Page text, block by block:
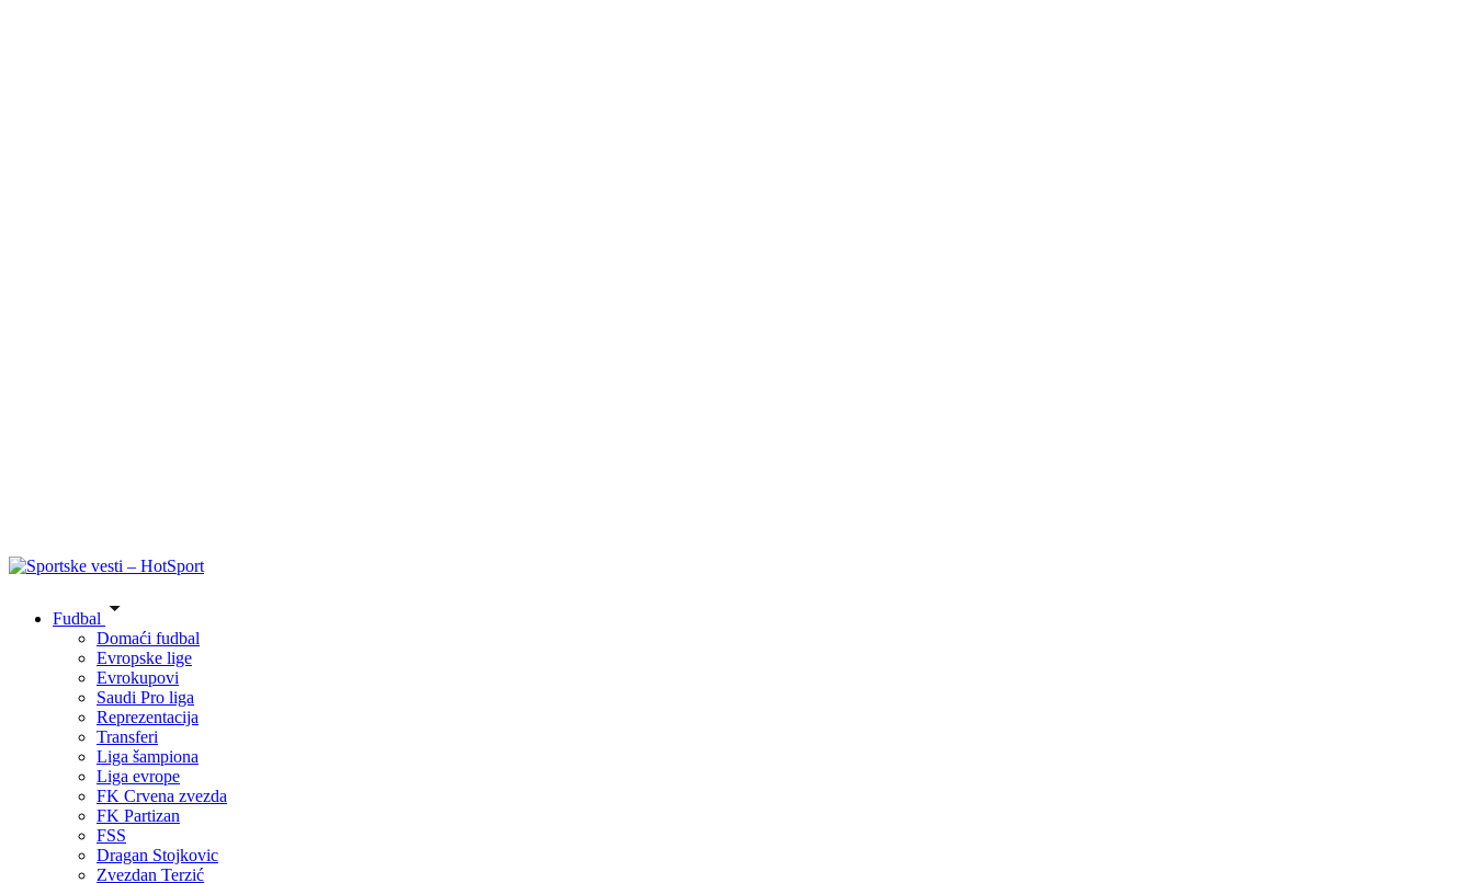
Fudbal
Domaći fudbal
Evropske lige
Evrokupovi
Saudi Pro liga
Reprezentacija
Transferi
Liga šampiona
Liga evrope
FK Crvena zvezda
FK Partizan
FSS
Dragan Stojkovic
Zvezdan Terzić